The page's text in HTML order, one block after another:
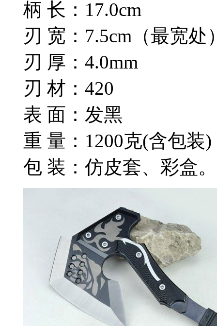
柄 长：17.0cm
刃 宽：7.5cm（最宽处
刃 厚：4.0mm
刃 材：420
表 面：发黑
重 量：1200克(含包装)
包 装：仿皮套、彩盒。